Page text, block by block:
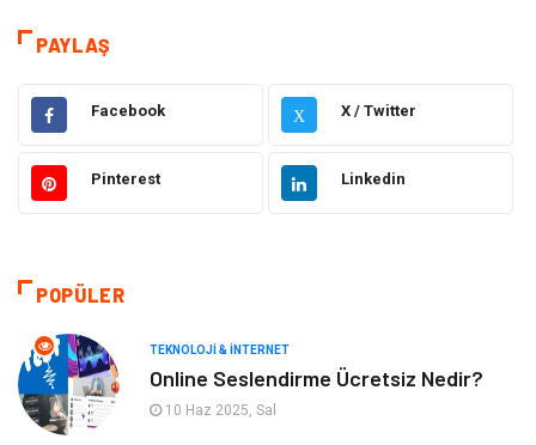
Hukuk Elektrik Elektronik
Güzellik & Bakım Moda
Giyim
Otomotiv Makine
Gıda
PAYLAŞ
Facebook X X / Twitter
Pinterest Linkedin
POPÜLER
TEKNOLOJI & İNTERNET
Online Seslendirme Ücretsiz Nedir?
10 Haz 2025, Sal